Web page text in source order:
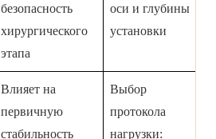
безопасность
хирургического
этапа
оси и глубины
установки
Влияет на
первичную
стабильность
Выбор
протокола
нагрузки: